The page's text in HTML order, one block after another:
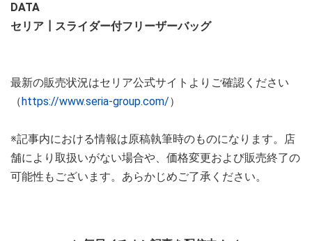
DATA
セリア┃スライダー付フリーザーバッグ
最新の販売状況はセリア公式サイトよりご確認ください
（ https://www.seria-group.com/）
※記事内における情報は原稿執筆時のものになります。店
舗により取扱いがない場合や、価格変更および販売終了の
可能性もございます。あらかじめご了承ください。